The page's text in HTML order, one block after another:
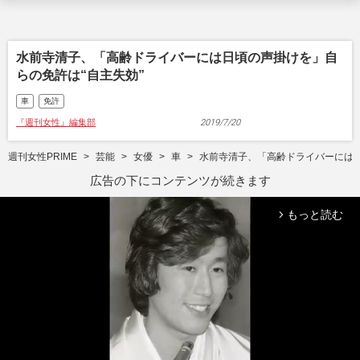
水前寺清子、「高齢ドライバーには日頃の声掛けを」自
らの免許は“自主失効”
車 免許
『週刊女性』編集部 2019/7/20
週刊女性PRIME 芸能 女優 車 水前寺清子、「高齢ドライバーには
広告の下にコンテンツが続きます
arrow_forward_ios もっと読む